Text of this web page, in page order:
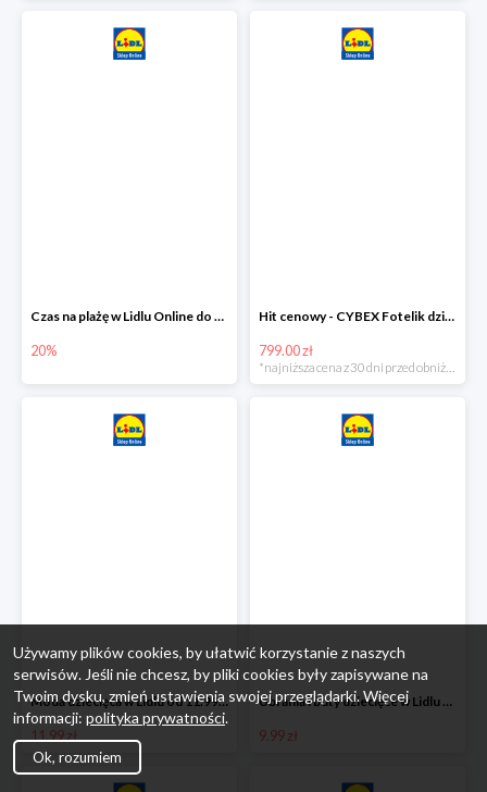
Czas na plażę w Lidlu Online do -20%
20%
Hit cenowy - CYBEX Fotelik dziecięcy samochodowy Pallasfix grupa I-III, 9-36 kg
799.00 zł
Moda dziecięca w Lidlu od 11.99 zł
11.99 zł
Ubrania i buty dziecięce w Lidlu Online od 9,99 zł
9.99 zł
Używamy plików cookies, by ułatwić korzystanie z naszych
serwisów. Jeśli nie chcesz, by pliki cookies były zapisywane na
Twoim dysku, zmień ustawienia swojej przeglądarki. Więcej
informacji: polityka prywatności.
Ok, rozumiem